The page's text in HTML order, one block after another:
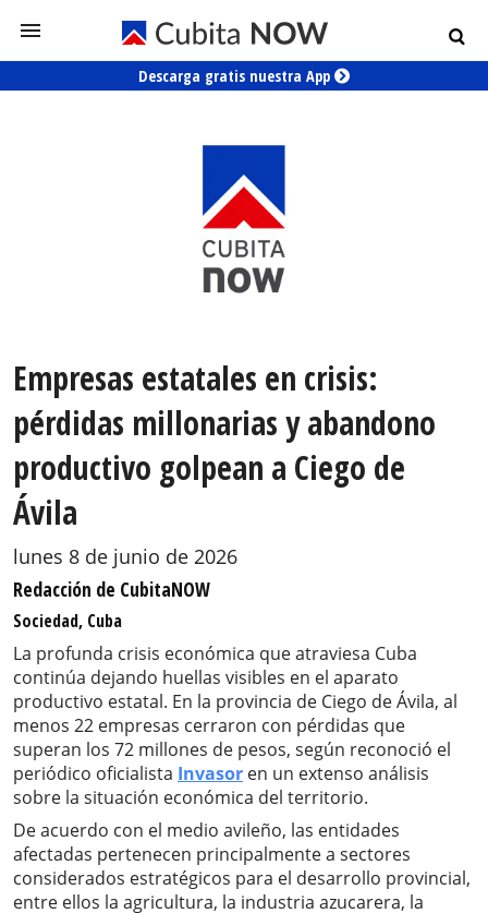
Descarga gratis nuestra App
Empresas estatales en crisis:
pérdidas millonarias y abandono
productivo golpean a Ciego de
Ávila
lunes 8 de junio de 2026
Redacción de CubitaNOW
Sociedad, Cuba
La profunda crisis económica que atraviesa Cuba
continúa dejando huellas visibles en el aparato
productivo estatal. En la provincia de Ciego de Ávila, al
menos 22 empresas cerraron con pérdidas que
superan los 72 millones de pesos, según reconoció el
periódico oficialista Invasor en un extenso análisis
sobre la situación económica del territorio.
De acuerdo con el medio avileño, las entidades
afectadas pertenecen principalmente a sectores
considerados estratégicos para el desarrollo provincial,
entre ellos la agricultura, la industria azucarera, la